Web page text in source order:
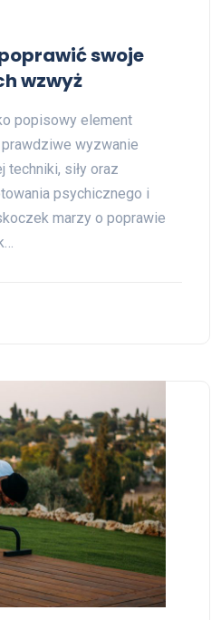
swoje
wzwyż
popisowy element
wyzwanie
techniki, siły oraz
psychicznego i
marzy o poprawie